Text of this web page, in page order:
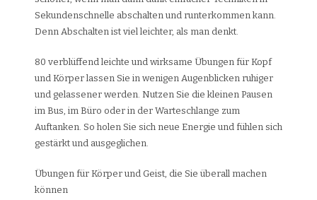
Sekundenschnelle abschalten und runterkommen kann.
Denn Abschalten ist viel leichter, als man denkt.
80 verblüffend leichte und wirksame Übungen für Kopf
und Körper lassen Sie in wenigen Augenblicken ruhiger
und gelassener werden. Nutzen Sie die kleinen Pausen
im Bus, im Büro oder in der Warteschlange zum
Auftanken. So holen Sie sich neue Energie und fühlen sich
gestärkt und ausgeglichen.
Übungen für Körper und Geist, die Sie überall machen
können